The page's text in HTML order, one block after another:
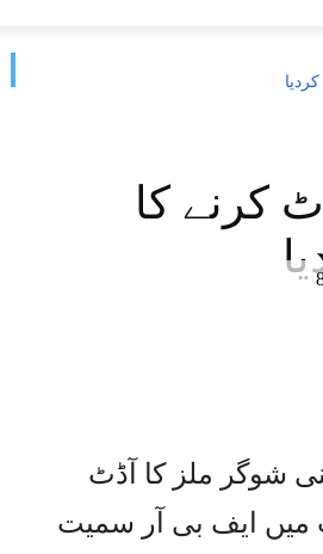
کرنے کا
شوگر ملز کا آڈٹ
میں ایف بی آر سمیت